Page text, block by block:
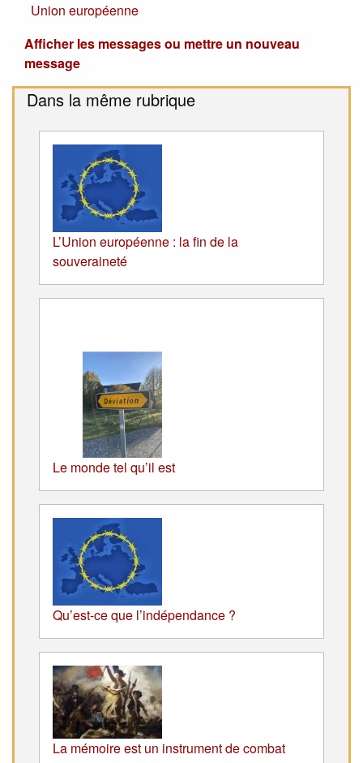
Union européenne
Afficher les messages ou mettre un nouveau
message
Dans la même rubrique
L’Union européenne : la fin de la
souveraineté
Le monde tel qu’il est
Qu’est-ce que l’indépendance ?
La mémoire est un instrument de combat